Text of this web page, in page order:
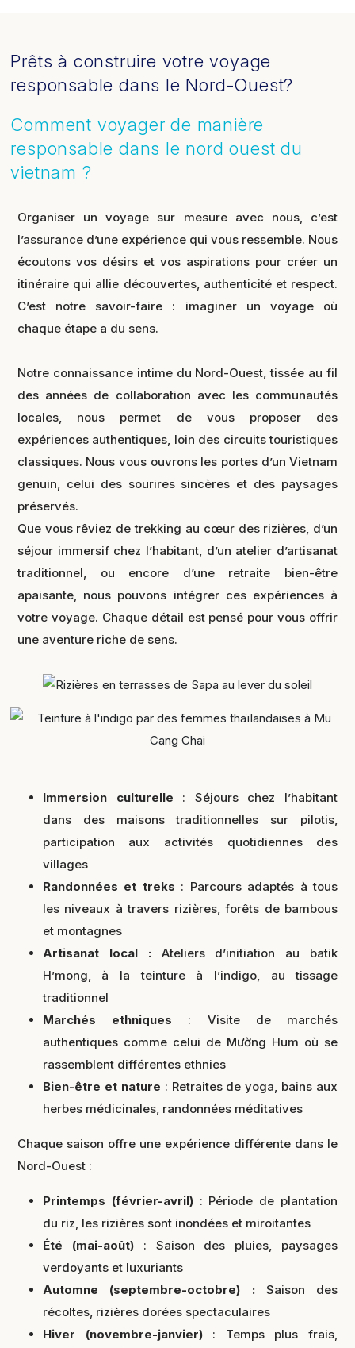
Prêts à construire votre voyage
responsable dans le Nord-Ouest?
Comment voyager de manière
responsable dans le nord ouest du
vietnam ?
Organiser un voyage sur mesure avec nous, c’est
l’assurance d’une expérience qui vous ressemble. Nous
écoutons vos désirs et vos aspirations pour créer un
itinéraire qui allie découvertes, authenticité et respect.
C’est notre savoir-faire : imaginer un voyage où
chaque étape a du sens.
Notre connaissance intime du Nord-Ouest, tissée au fil
des années de collaboration avec les communautés
locales, nous permet de vous proposer des
expériences authentiques, loin des circuits touristiques
classiques. Nous vous ouvrons les portes d’un Vietnam
genuin, celui des sourires sincères et des paysages
préservés.
Que vous rêviez de trekking au cœur des rizières, d’un
séjour immersif chez l’habitant, d’un atelier d’artisanat
traditionnel, ou encore d’une retraite bien-être
apaisante, nous pouvons intégrer ces expériences à
votre voyage. Chaque détail est pensé pour vous offrir
une aventure riche de sens.
Immersion culturelle : Séjours chez l’habitant
dans des maisons traditionnelles sur pilotis,
participation aux activités quotidiennes des
villages
Randonnées et treks : Parcours adaptés à tous
les niveaux à travers rizières, forêts de bambous
et montagnes
Artisanat local :Ateliers d’initiation au batik
H’mong, à la teinture à l’indigo, au tissage
traditionnel
Marchés ethniques : Visite de marchés
authentiques comme celui de Mường Hum où se
rassemblent différentes ethnies
Bien-être et nature : Retraites de yoga, bains aux
herbes médicinales, randonnées méditatives
Chaque saison offre une expérience différente dans le
Nord-Ouest :
Printemps (février-avril): Période de plantation
du riz, les rizières sont inondées et miroitantes
Été (mai-août): Saison des pluies, paysages
verdoyants et luxuriants
Automne (septembre-octobre) :Saison des
récoltes, rizières dorées spectaculaires
Hiver (novembre-janvier): Temps plus frais,